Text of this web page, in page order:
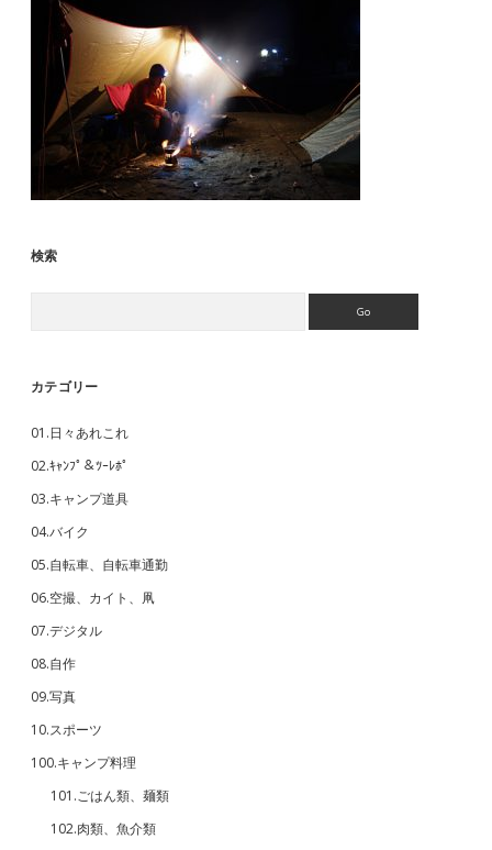
検索
カテゴリー
01.日々あれこれ
02.ｷｬﾝﾌﾟ＆ﾂｰﾚﾎﾟ
03.キャンプ道具
04.バイク
05.自転車、自転車通勤
06.空撮、カイト、凧
07.デジタル
08.自作
09.写真
10.スポーツ
100.キャンプ料理
101.ごはん類、麺類
102.肉類、魚介類